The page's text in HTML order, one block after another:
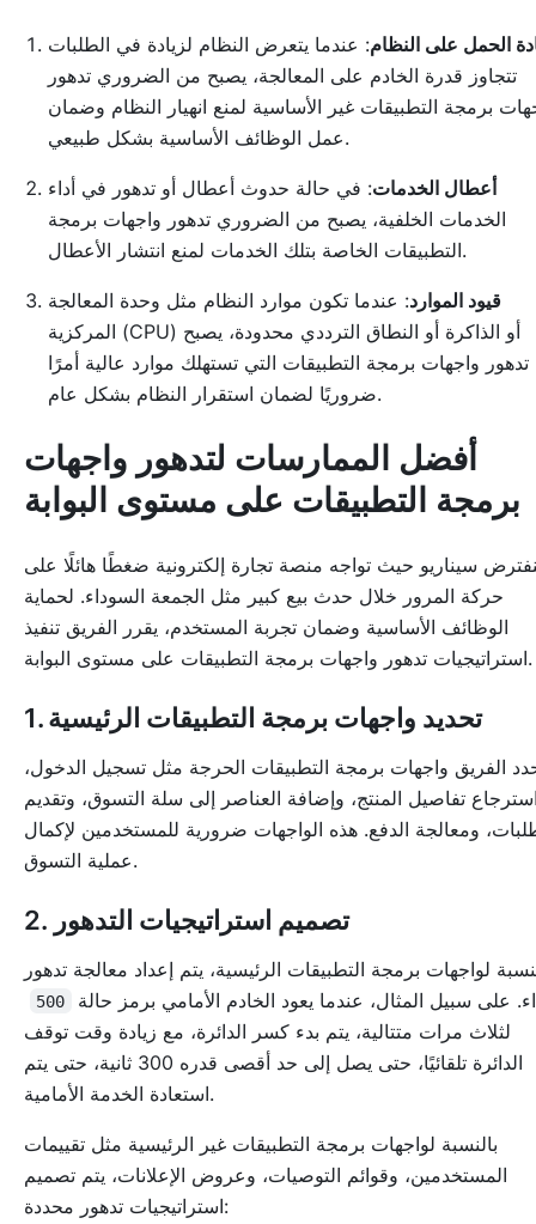
الحمل على النظام: عندما يتعرض النظام لزيادة في الطلبات
تتجاوز قدرة الخادم على المعالجة، يصبح من الضروري تدهور
برمجة التطبيقات غير الأساسية لمنع انهيار النظام وضمان
عمل الوظائف الأساسية بشكل طبيعي.
أعطال الخدمات: في حالة حدوث أعطال أو تدهور في أداء
الخدمات الخلفية، يصبح من الضروري تدهور واجهات برمجة
التطبيقات الخاصة بتلك الخدمات لمنع انتشار الأعطال.
قيود الموارد: عندما تكون موارد النظام مثل وحدة المعالجة
المركزية (CPU) أو الذاكرة أو النطاق الترددي محدودة، يصبح
تدهور واجهات برمجة التطبيقات التي تستهلك موارد عالية أمرًا
ضروريًا لضمان استقرار النظام بشكل عام.
أفضل الممارسات لتدهور واجهات
برمجة التطبيقات على مستوى البوابة
سيناريو حيث تواجه منصة تجارة إلكترونية ضغطًا هائلًا على
حركة المرور خلال حدث بيع كبير مثل الجمعة السوداء. لحماية
الوظائف الأساسية وضمان تجربة المستخدم، يقرر الفريق تنفيذ
استراتيجيات تدهور واجهات برمجة التطبيقات على مستوى البوابة.
1. تحديد واجهات برمجة التطبيقات الرئيسية
الفريق واجهات برمجة التطبيقات الحرجة مثل تسجيل الدخول،
تفاصيل المنتج، وإضافة العناصر إلى سلة التسوق، وتقديم
ومعالجة الدفع. هذه الواجهات ضرورية للمستخدمين لإكمال
عملية التسوق.
2. تصميم استراتيجيات التدهور
لواجهات برمجة التطبيقات الرئيسية، يتم إعداد معالجة تدهور
على سبيل المثال، عندما يعود الخادم الأمامي برمز حالة
500
لثلاث مرات متتالية، يتم بدء كسر الدائرة، مع زيادة وقت توقف
الدائرة تلقائيًا، حتى يصل إلى حد أقصى قدره 300 ثانية، حتى يتم
استعادة الخدمة الأمامية.
بالنسبة لواجهات برمجة التطبيقات غير الرئيسية مثل تقييمات
المستخدمين، وقوائم التوصيات، وعروض الإعلانات، يتم تصميم
استراتيجيات تدهور محددة: